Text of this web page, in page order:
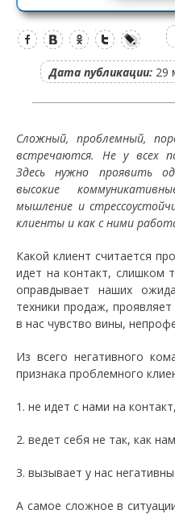
Дата публикации: 29
Сложный, проблемный,
встречаются. Не у всех
Здесь нужно проявить
высокие
мышление и
клиенты и как с ними
Какой клиент считается
идет на контакт, слишком
оправдывает наших
техники продаж,
в нас чувство вины,
Из всего негативного
признака проблемного
1. не идет с нами на контакт,
2. ведет себя не так, как
3. вызывает у нас
А самое сложное в